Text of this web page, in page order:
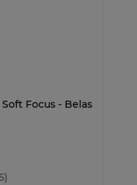
Focus - Belas
)